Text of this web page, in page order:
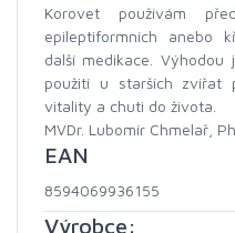
Korovet používám
epileptiformních anebo
další medikace.
použití u starších zvířat
vitality a chuti do života.
MVDr. Lubomír Chmelař,
EAN
8594069936155
Výrobce: